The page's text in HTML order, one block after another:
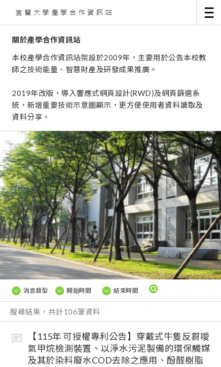
關於產學合作資訊站
本校產學合作資訊站架設於2009年，主要用於公告本校教
師之技術能量、智慧財產及研發成果推廣。
2019年改版，導入響應式網頁設計(RWD)及網頁篩選系
統，新增重要技術示意圖顯示，更方便使用者資料讀取及
資料分享。
消息類型 開始時間 結束時間
搜尋結果，共計106筆資料
【115年 可授權專利公告】穿戴式牛隻反芻噯
氣甲烷檢測裝置、以淨水污泥製備的環保觸媒
及其於染料廢水COD去除之應用、酚醛樹脂